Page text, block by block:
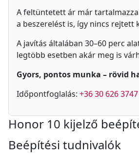
A feltüntetett ár már
a beszerelést is, így nincs rejtett
A javítás általában 30–60 perc
legtöbb esetben akár meg is
Gyors, pontos munka – rövid
Időpontfoglalás: +36 30 626 3747
Honor 10 kijelző
Beépítési tudnivalók